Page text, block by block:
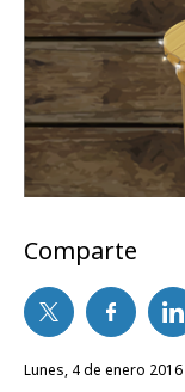
Comparte
lunes, 4 de enero 2016